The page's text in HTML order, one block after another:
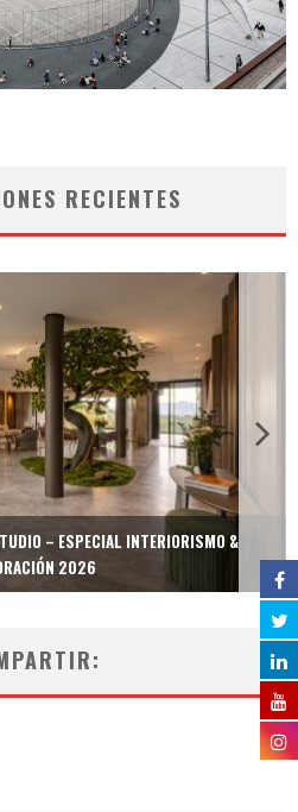
RECIENTES
– ESPECIAL INTERIORISMO &
2026